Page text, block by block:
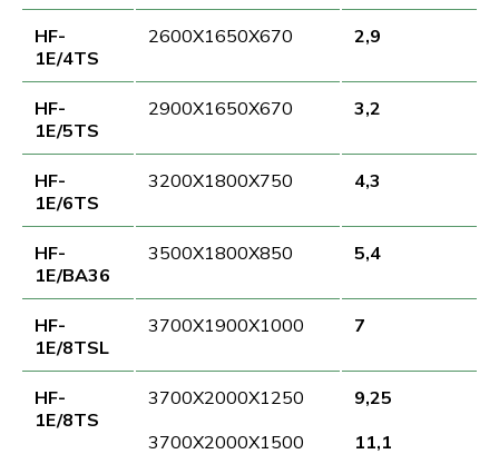
HF-
1E/4TS
2600X1650X670 2,9
HF-
1E/5TS
2900X1650X670 3,2
HF-
1E/6TS
3200X1800X750 4,3
HF-
1E/BA36
3500X1800X850 5,4
HF-
1E/8TSL
3700X1900X1000 7
HF-
1E/8TS
3700X2000X1250
3700X2000X1500
9,25
11,1